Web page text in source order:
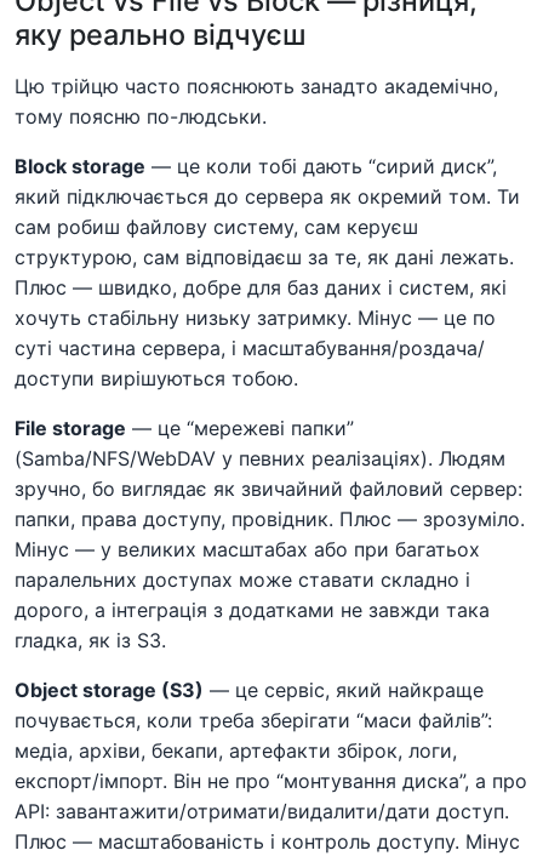
яку реально відчуєш
Цю трійцю часто пояснюють занадто академічно,
тому поясню по-людськи.
Block storage — це коли тобі дають “сирий диск”,
який підключається до сервера як окремий том. Ти
сам робиш файлову систему, сам керуєш
структурою, сам відповідаєш за те, як дані лежать.
Плюс — швидко, добре для баз даних і систем, які
хочуть стабільну низьку затримку. Мінус — це по
суті частина сервера, і масштабування/роздача/
доступи вирішуються тобою.
File storage — це “мережеві папки”
(Samba/NFS/WebDAV у певних реалізаціях). Людям
зручно, бо виглядає як звичайний файловий сервер:
папки, права доступу, провідник. Плюс — зрозуміло.
Мінус — у великих масштабах або при багатьох
паралельних доступах може ставати складно і
дорого, а інтеграція з додатками не завжди така
гладка, як із S3.
Object storage (S3) — це сервіс, який найкраще
почувається, коли треба зберігати “маси файлів”:
медіа, архіви, бекапи, артефакти збірок, логи,
експорт/імпорт. Він не про “монтування диска”, а про
API: завантажити/отримати/видалити/дати доступ.
Плюс — масштабованість і контроль доступу. Мінус